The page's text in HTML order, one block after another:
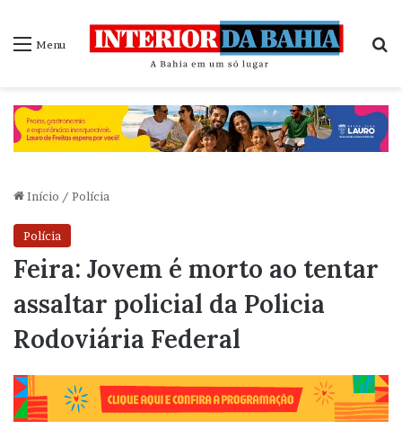
Menu
Início / Polícia
Polícia
Feira: Jovem é morto ao tentar
assaltar policial da Policia
Rodoviária Federal